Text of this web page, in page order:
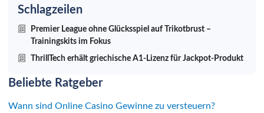
Schlagzeilen
Premier League ohne Glücksspiel auf Trikotbrust –
Trainingskits im Fokus
ThrillTech erhält griechische A1-Lizenz für Jackpot-Produkt
Beliebte Ratgeber
Wann sind Online Casino Gewinne zu versteuern?